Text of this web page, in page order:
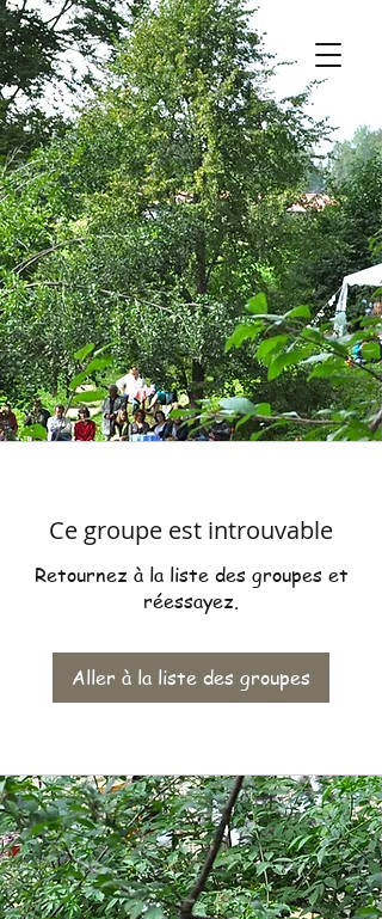
Ce groupe est introuvable
Retournez à la liste des groupes et
réessayez.
Aller à la liste des groupes